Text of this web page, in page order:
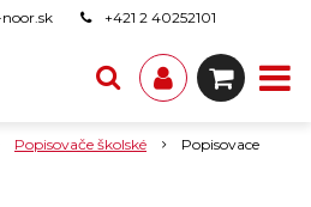
+421 2 40252101
Popisovače školské
Popisovace